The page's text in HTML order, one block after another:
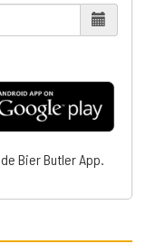
Bier Butler App.